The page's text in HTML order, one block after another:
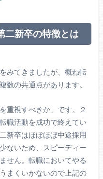
二新卒の特徴とは
みてきましたが、概ね転
数の共通点があります。
重視すべきか」です。２
職活動を成功で終えてい
新卒はほぼほぼ中途採用
ないため、スピーディー
せん。転職においてやる
まくいかないので上記の